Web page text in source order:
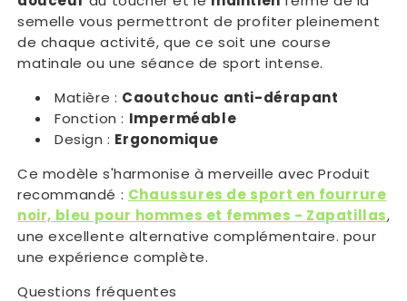
semelle vous permettront de profiter pleinement
de chaque activité, que ce soit une course
matinale ou une séance de sport intense.
Matière : Caoutchouc anti-dérapant
Fonction : Imperméable
Design : Ergonomique
Ce modèle s'harmonise à merveille avec Produit
recommandé : Chaussures de sport en fourrure
noir, bleu pour hommes et femmes - Zapatillas,
une excellente alternative complémentaire. pour
une expérience complète.
Questions fréquentes